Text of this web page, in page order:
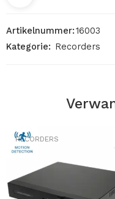
Artikelnummer:16003
Kategorie: Recorders
RECORDERS